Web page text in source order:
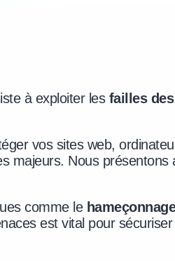
à exploiter les failles
vos sites web,
majeurs. Nous présentons
comme le hameçonnage
est vital pour